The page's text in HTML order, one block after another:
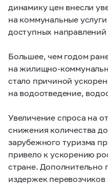
динамику цен внесли
на коммунальные
доступных
Большее, чем годом
на жилищно-
стало причиной
на водоотведение,
Увеличение спроса на
снижения количества
зарубежного туризма
привело к ускорению
стране. Дополнительно
издержек